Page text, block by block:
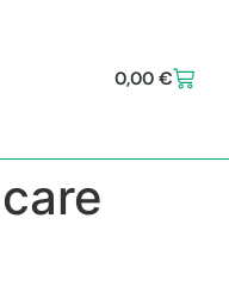
0,00 €